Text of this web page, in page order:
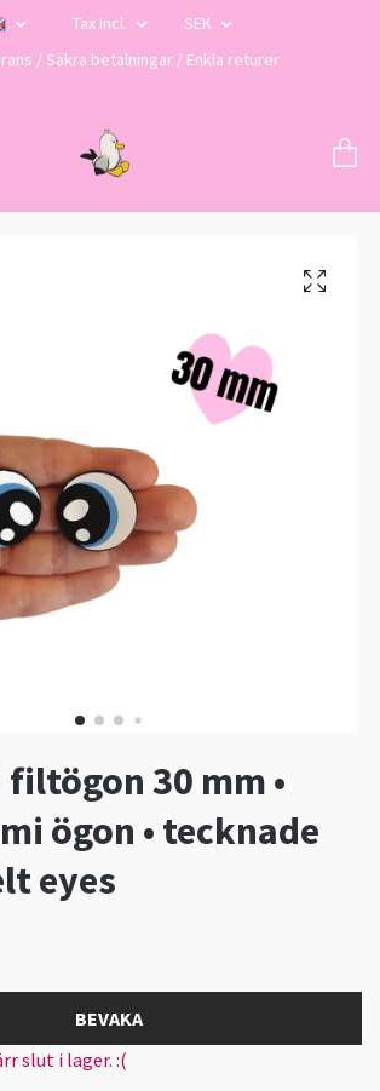
Tax Incl.
SEK
/ Säkra betalningar / Enkla returer
30 mm •
ögon • tecknade
eyes
BEVAKA
slut i lager. :(